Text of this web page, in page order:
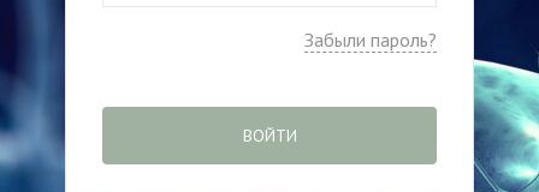
Забыли пароль?
ВОЙТИ